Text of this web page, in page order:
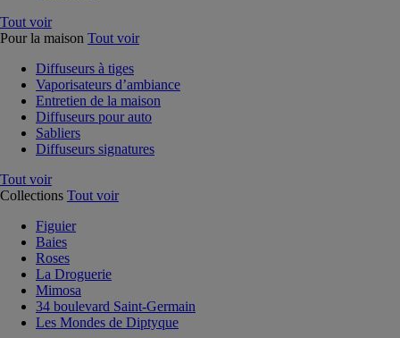
Tout voir
Pour la maison Tout voir
Diffuseurs à tiges
Vaporisateurs d’ambiance
Entretien de la maison
Diffuseurs pour auto
Sabliers
Diffuseurs signatures
Tout voir
Collections Tout voir
Figuier
Baies
Roses
La Droguerie
Mimosa
34 boulevard Saint-Germain
Les Mondes de Diptyque